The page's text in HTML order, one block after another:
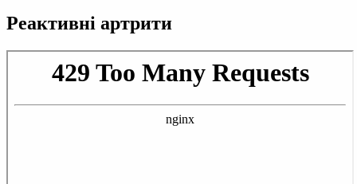
Реактивні артрити